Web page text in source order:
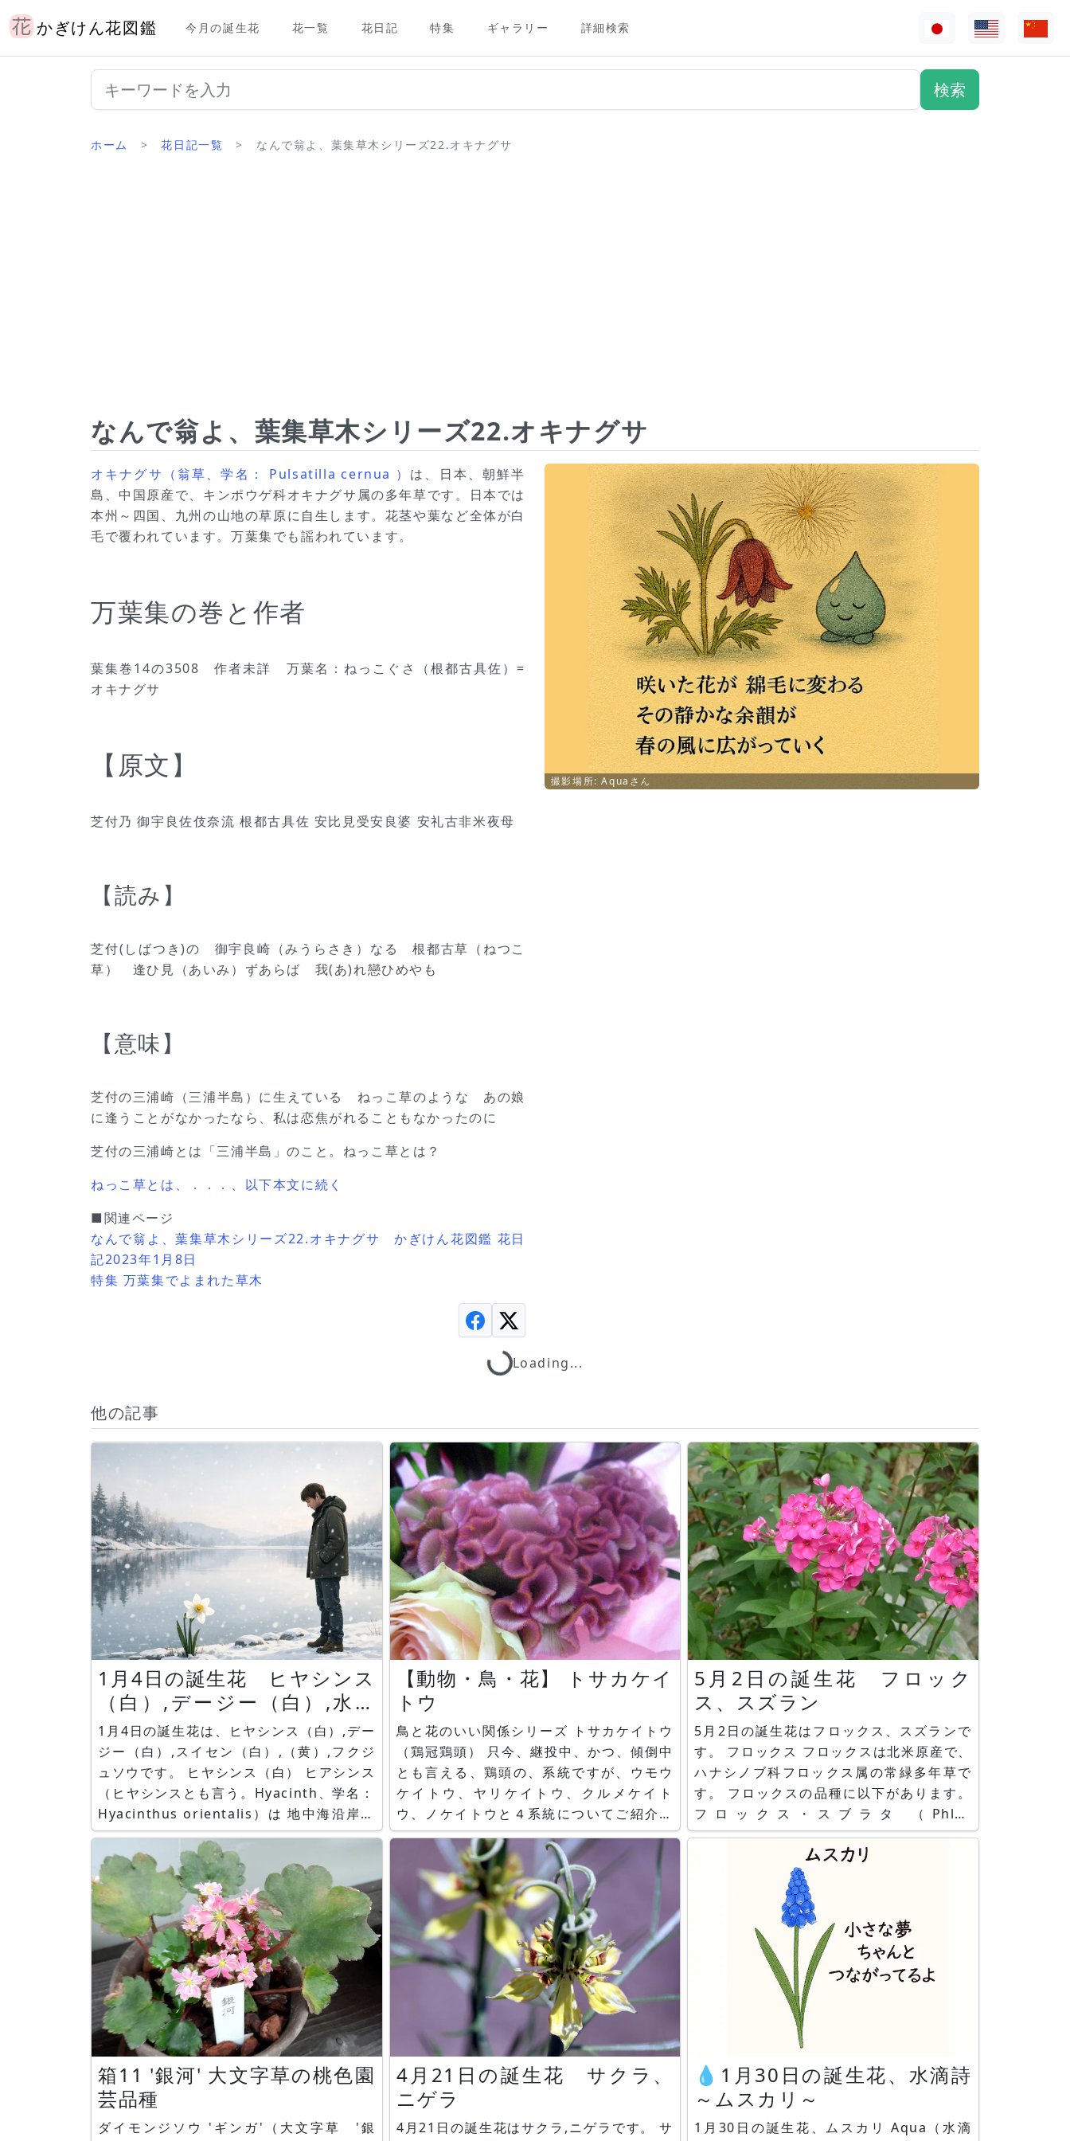
かぎけん花図鑑 今月の誕生花 花一覧 花日記 特集 ギャラリー 詳細検索
ホーム 花日記一覧 なんで翁よ、葉集草木シリーズ22.オキナグサ
なんで翁よ、葉集草木シリーズ22.オキナグサ
オキナグサ（翁草、学名： Pulsatilla cernua ） は、日本、朝鮮半
島、中国原産で、キンポウゲ科オキナグサ属の多年草です。日本では
本州～四国、九州の山地の草原に自生します。花茎や葉など全体が白
毛で覆われています。万葉集でも謡われています。
万葉集の巻と作者
葉集巻14の3508 作者未詳 万葉名：ねっこぐさ（根都古具佐）=
オキナグサ
【原文】
芝付乃 御宇良佐伎奈流 根都古具佐 安比見受安良婆 安礼古非米夜母
【読み】
芝付(しばつき)の 御宇良崎（みうらさき）なる 根都古草（ねつこ
草） 逢ひ見（あいみ）ずあらば 我(あ)れ戀ひめやも
【意味】
芝付の三浦崎（三浦半島）に生えている ねっこ草のような あの娘
に逢うことがなかったなら、私は恋焦がれることもなかったのに
芝付の三浦崎とは「三浦半島」のこと。ねっこ草とは？
ねっこ草とは、．．．、以下本文に続く
■関連ページ
なんで翁よ、葉集草木シリーズ22.オキナグサ かぎけん花図鑑 花日
記2023年1月8日
特集 万葉集でよまれた草木
撮影場所: Aquaさん
Loading...
Loading...
他の記事
1月4日の誕生花 ヒヤシンス
（白）,デージー（白）,水仙
（白）,（黄）,福寿草
1月4日の誕生花は、ヒヤシンス（白）,デー
ジー（白）,スイセン（白）,（黄）,フクジ
ュソウです。 ヒヤシンス（白） ヒアシンス
（ヒヤシンスとも言う。Hyacinth、学名：
Hyacinthus orientalis）は 地中海沿岸原
産で、キジカクシ科ヒアシンスの耐寒性球
根植物です。花言葉は「控えめな愛らし
さ」です。 デージー（白） ヒナギク（雛
菊、学名：Bellis perennis）は、ヨー
【動物・鳥・花】 トサカケイ
トウ
鳥と花のいい関係シリーズ トサカケイトウ
（鶏冠鶏頭） 只今、継投中、かつ、傾倒中
とも言える、鶏頭の、系統ですが、ウモウ
ケイトウ、ヤリケイトウ、クルメケイト
ウ、ノケイトウと４系統についてご紹介し
てまいりました。その他にも、ヒモケイト
ウやハケイトウ等のケイトウ属ではないけ
れども、名前にケイトウが付く花もご紹介
いたしました。でも、何故か、肝心な、ト
サカケイトウを忘れていました。元々、ケ
イトウと言う花名は
5月2日の誕生花 フロック
ス、スズラン
5月2日の誕生花はフロックス、スズランで
す。 フロックス フロックスは北米原産で、
ハナシノブ科フロックス属の常緑多年草で
す。 フロックスの品種に以下があります。
フロックス・スブラタ （Phlox
subulate）は和名をシバザクラ（芝桜）と
言います。花言葉は「合意」「一致」で
草夾竹桃（クサキョウチクトウ）や、宿根
フロックス、花魁草（オイランソウ）と
箱11 '銀河' 大文字草の桃色園
芸品種
ダイモンジソウ 'ギンガ'（大文字草 '銀
4月21日の誕生花 サクラ、
ニゲラ
4月21日の誕生花はサクラ,ニゲラです。 サ
💧1月30日の誕生花、水滴詩
～ムスカリ～
1月30日の誕生花、ムスカリ Aqua（水滴